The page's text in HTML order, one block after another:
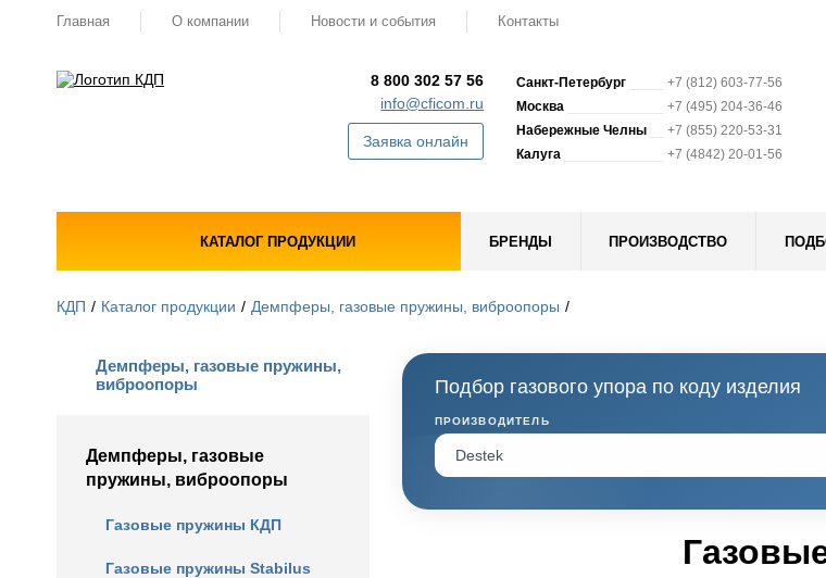
Главная О компании Новости и события Контакты
8 800 302 57 56
info@cficom.ru
Заявка онлайн
Санкт-Петербург
+7 (812) 603-77-56
Москва
+7 (495) 204-36-46
Набережные Челны
+7 (855) 220-53-31
Калуга
+7 (4842) 20-01-56
КАТАЛОГ ПРОДУКЦИИ БРЕНДЫ ПРОИЗВОДСТВО
КДП Каталог продукции Демпферы, газовые пружины, виброопоры
Демпферы, газовые пружины,
виброопоры
Демпферы, газовые
пружины, виброопоры
Газовые пружины КДП
Газовые пружины Stabilus
Подбор газового упора по коду изделия
ПРОИЗВОДИТЕЛЬ